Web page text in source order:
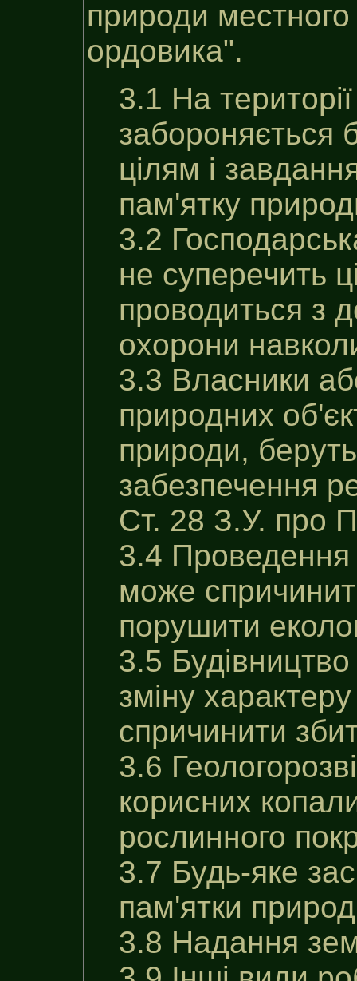
природи местного
ордовика".
3.1 На
забороняється
цілям i
пам'ятку
3.2
не суперечить
проводиться з
охорони
3.3 Власники
природних
природи,
забезпечення
Ст. 28 З.У. про
3.4 Проведення
може
порушити
3.5
зміну
спричинити
3.6
корисних
рослинного
3.7 Будь-яке
пам'ятки
3.8 Надання